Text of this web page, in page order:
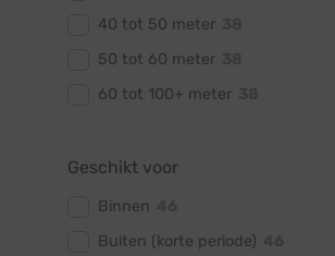
40 tot 50 meter
50 tot 60 meter
60 tot 100+ meter
Geschikt voor
Binnen
Buiten (korte periode)